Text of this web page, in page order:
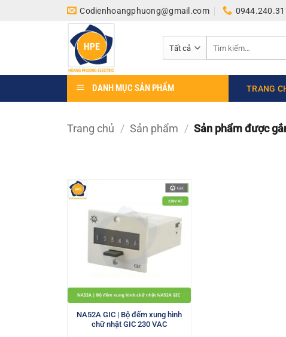
Codienhoangphuong@gmail.com
kiếm:
DANH MỤC SẢN PHẨM TRANG
Trang chủ / Sản phẩm / Sản phẩm được
NA52A GIC | Bộ đếm xung hình
chữ nhật GIC 230 VAC